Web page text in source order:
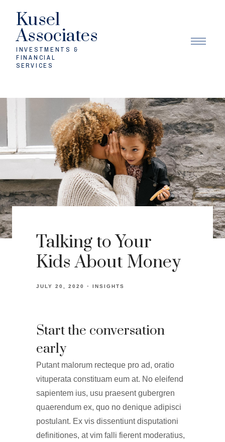
Kusel
Associates
INVESTMENTS &
FINANCIAL
SERVICES
Talking to Your
Kids About Money
JULY 20, 2020 INSIGHTS
Start the conversation
early
Putant malorum recteque pro ad, oratio
vituperata constituam eum at. No eleifend
sapientem ius, usu praesent gubergren
quaerendum ex, quo no denique adipisci
postulant. Ex vis dissentiunt disputationi
definitiones, at vim falli fierent moderatius,